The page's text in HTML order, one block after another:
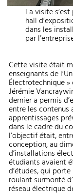
La visite
hall
dans les
par
Cette visite était
enseignants de
Électrotechnique »
Jérémie
dernier a permis
entre les
apprentissages
dans le cadre du
l’objectif était,
conception, au
d’installations
étudiants avaient
d’études, qui
roulant surmonté
réseau électrique